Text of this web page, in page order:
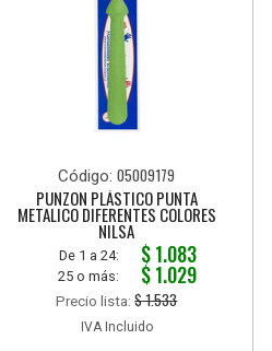
Código:05009179
PUNZON PLÁSTICO PUNTA
METALICO DIFERENTES COLORES
NILSA
De 1 a 24: $ 1.083
25 o más: $ 1.029
Precio lista:$ 1.533
IVA Incluido